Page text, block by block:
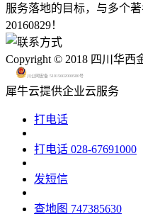
服务落地的目标，与多个
20160829！
Copyright © 2018 四川华西
川公网安备 51015602000580号
犀牛云提供企业云服务
打电话
打电话 028-67691000
发短信
查地图 747385630